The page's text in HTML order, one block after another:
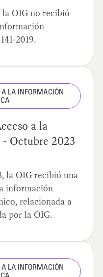
la OIG no recibió
2019.
A LA INFORMACIÓN
a la
Octubre 2023
la OIG recibió una
información
relacionada a
por la OIG.
A LA INFORMACIÓN